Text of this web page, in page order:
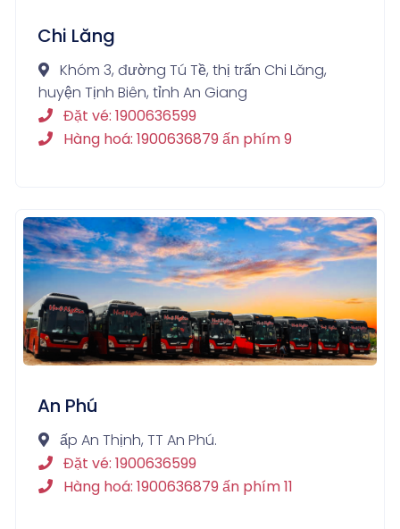
Chi Lăng
Khóm 3, đường Tú Tề, thị trấn Chi Lăng,
huyện Tịnh Biên, tỉnh An Giang
Đặt vé: 1900636599
Hàng hoá: 1900636879 ấn phím 9
An Phú
ấp An Thịnh, TT An Phú.
Đặt vé: 1900636599
Hàng hoá: 1900636879 ấn phím 11